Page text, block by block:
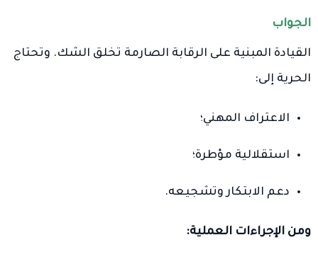
الجواب
القيادة المبنية على الرقابة الصارمة تخلق الشك. وتحتاج
الحرية إلى:
الاعتراف المهني؛
استقلالية مؤطرة؛
دعم الابتكار وتشجيعه.
ومن الإجراءات العملية: